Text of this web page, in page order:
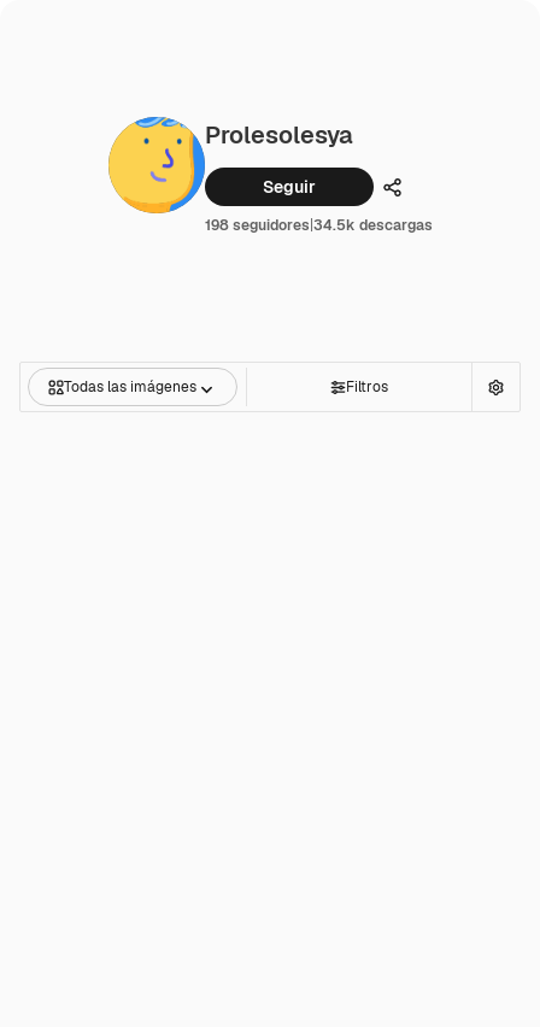
Prolesolesya
Seguir Compartir
198 seguidores|34.5k descargas
Todas las imágenes Filtros